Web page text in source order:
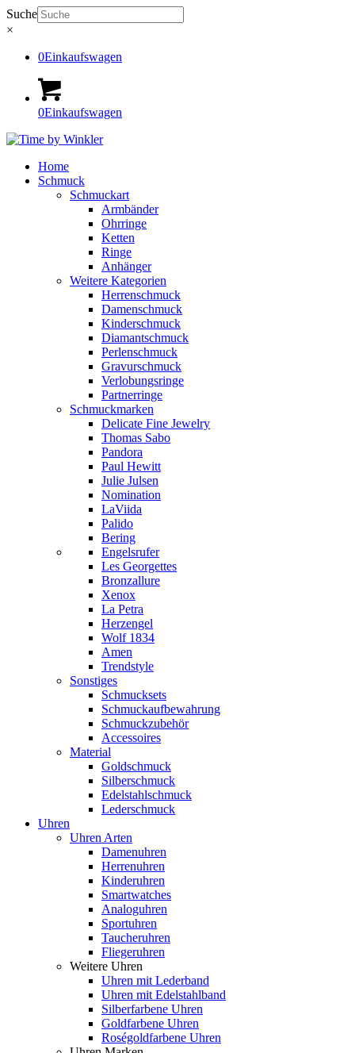
Suche
×
0Einkaufswagen
0Einkaufswagen
Home
Schmuck
Schmuckart
Armbänder
Ohrringe
Ketten
Ringe
Anhänger
Weitere Kategorien
Herrenschmuck
Damenschmuck
Kinderschmuck
Diamantschmuck
Perlenschmuck
Gravurschmuck
Verlobungsringe
Partnerringe
Schmuckmarken
Delicate Fine Jewelry
Thomas Sabo
Pandora
Paul Hewitt
Julie Julsen
Nomination
LaViida
Palido
Bering
Engelsrufer
Les Georgettes
Bronzallure
Xenox
La Petra
Herzengel
Wolf 1834
Amen
Trendstyle
Sonstiges
Schmucksets
Schmuckaufbewahrung
Schmuckzubehör
Accessoires
Material
Goldschmuck
Silberschmuck
Edelstahlschmuck
Lederschmuck
Uhren
Uhren Arten
Damenuhren
Herrenuhren
Kinderuhren
Smartwatches
Analoguhren
Sportuhren
Taucheruhren
Fliegeruhren
Weitere Uhren
Uhren mit Lederband
Uhren mit Edelstahlband
Silberfarbene Uhren
Goldfarbene Uhren
Roségoldfarbene Uhren